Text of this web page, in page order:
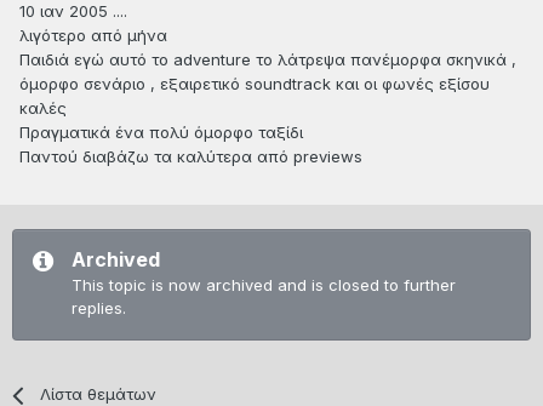
10 ιαν 2005 ....
λιγότερο από μήνα
Παιδιά εγώ αυτό το adventure το λάτρεψα πανέμορφα σκηνικά ,
όμορφο σενάριο , εξαιρετικό soundtrack και οι φωνές εξίσου
καλές
Πραγματικά ένα πολύ όμορφο ταξίδι
Παντού διαβάζω τα καλύτερα από previews
Archived
This topic is now archived and is closed to further
replies.
Λίστα θεμάτων